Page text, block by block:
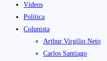
Vídeos
Política
Colunista
Arthur Virgílio Neto
Carlos Santiago